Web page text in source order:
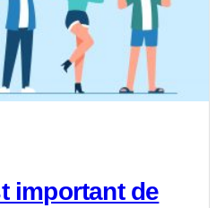
important de